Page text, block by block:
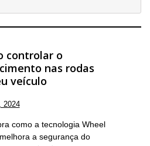
controlar o
nas rodas
veículo
2024
como a tecnologia Wheel
a segurança do